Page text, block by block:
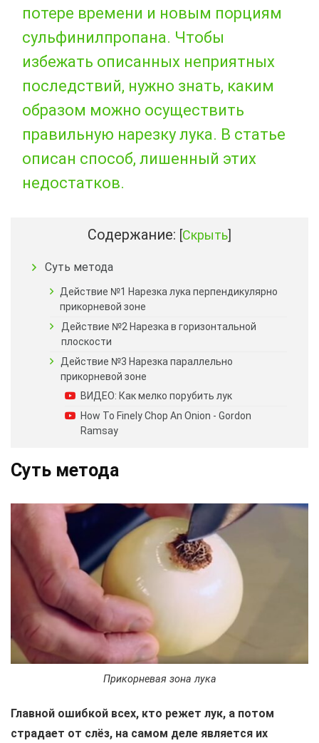
потере времени и новым порциям
сульфинилпропана. Чтобы
избежать описанных неприятных
последствий, нужно знать, каким
образом можно осуществить
правильную нарезку лука. В статье
описан способ, лишенный этих
недостатков.
Содержание: [Скрыть]
Суть метода
Действие №1 Нарезка лука перпендикулярно
прикорневой зоне
Действие №2 Нарезка в горизонтальной
плоскости
Действие №3 Нарезка параллельно
прикорневой зоне
ВИДЕО: Как мелко порубить лук
How To Finely Chop An Onion - Gordon
Ramsay
Суть метода
Прикорневая зона лука
Главной ошибкой всех, кто режет лук, а потом
страдает от слёз, на самом деле является их